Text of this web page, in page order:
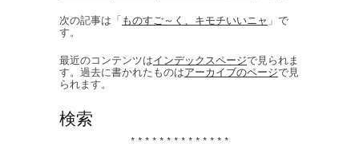
次の記事は「ものすご～く、キモチいいニャ 」で
す。
最近のコンテンツはインデックスページで見られま
す。過去に書かれたものはアーカイブのページで見
られます。
検索
* * * * * * * * * * * * * *